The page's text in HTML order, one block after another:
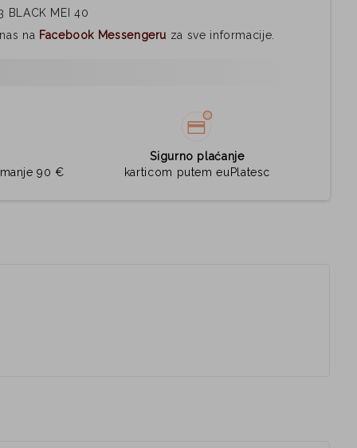
BLACK MEI 40
na Facebook Messengeru za sve informacije.
90 €
Sigurno plaćanje
karticom putem euPlatesc